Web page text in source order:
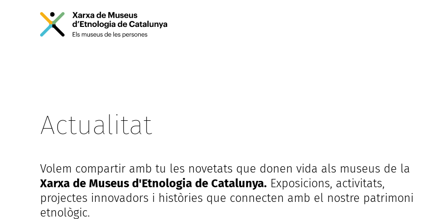
Actualitat
Volem compartir amb tu les novetats que donen vida als museus de la
Xarxa de Museus d'Etnologia de Catalunya. Exposicions, activitats,
projectes innovadors i històries que connecten amb el nostre patrimoni
etnològic.